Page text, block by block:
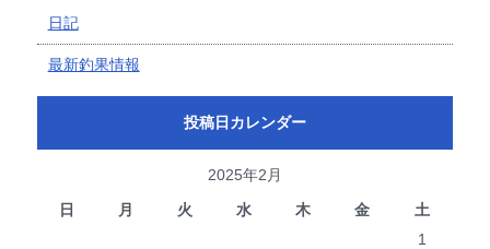
日記
最新釣果情報
投稿日カレンダー
2025年2月
日
月 火 水 木 金
土
1